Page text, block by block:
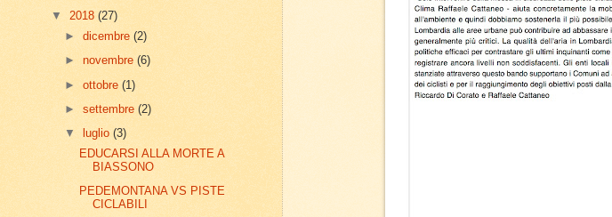
▼ 2018 (27)
►dicembre(2)
►novembre(6)
►ottobre(1)
►settembre(2)
▼
luglio(3)
EDUCARSI ALLA MORTE A
BIASSONO
PEDEMONTANA VS PISTE
CICLABILI